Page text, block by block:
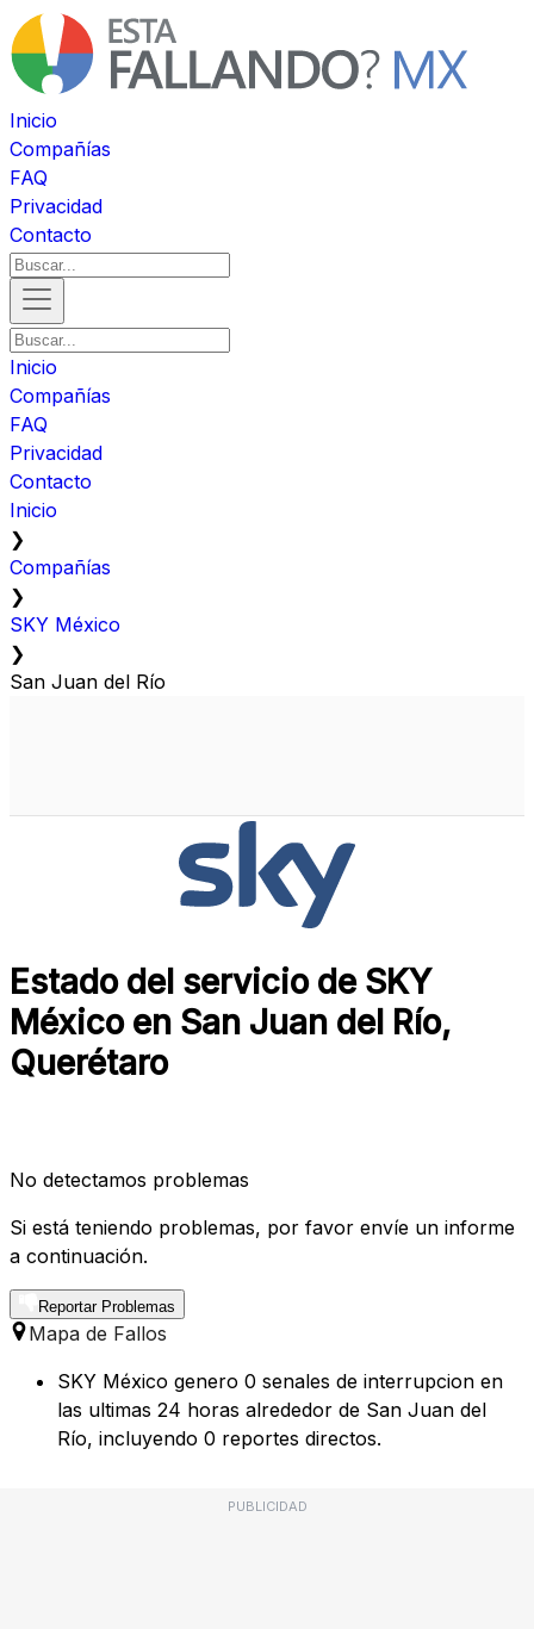
Inicio
Compañías
FAQ
Privacidad
Contacto
Inicio
Compañías
FAQ
Privacidad
Contacto
Inicio
❯
Compañías
❯
SKY México
❯
San Juan del Río
Estado del servicio de SKY
México en San Juan del Río,
Querétaro
No detectamos problemas
Si está teniendo problemas, por favor envíe un informe
a continuación.
Reportar Problemas
Mapa de Fallos
SKY México genero 0 senales de interrupcion en
las ultimas 24 horas alrededor de San Juan del
Río, incluyendo 0 reportes directos.
PUBLICIDAD